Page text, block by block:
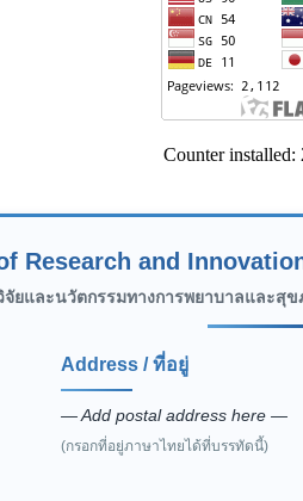
Counter installed:
Research and
จัยและนวัตกรรมทางการพยาบาลและสุข
Address / ที่อยู่
— Add postal address here —
(กรอกที่อยู่ภาษาไทยได้ที่บรรทัดนี้)